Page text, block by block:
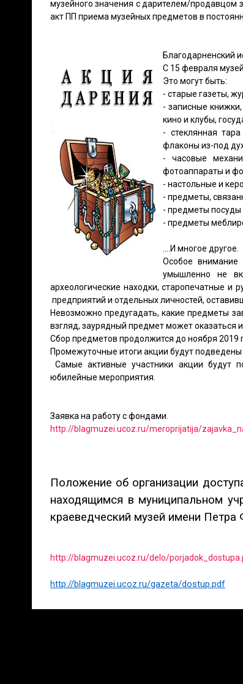
музейного значения с дарителем/продавцом
акт ПП приема музейных предметов в
Благодарненский
С 15 февраля
Это могут быть:
- старые газеты,
- записные
кино и клубы,
- стеклянная
флаконы из-под
- часовые
фотоаппараты и
- настольные и
- предметы,
- предметы посуды
- предметы
….И многое другое.
Особое
умышленно не
археологические находки, старопечатные и
предприятий и отдельных личностей,
Невозможно предугадать, какие предметы
взгляд, заурядный предмет может оказаться
Сбор предметов продолжится до ноября 2019
Промежуточные итоги акции будут подведены
Самые активные участники акции будут
юбилейные мероприятия.
Заявка на работу с фондами.
http://blagmuzei.ucoz.ru/meroprijatija/
Положение об организации
находящимся в муниципальном
краеведческий музей имени Петра
http://blagmuzei.ucoz.ru/delo/
http://blagmuzei.ucoz.ru/gazeta/dostup.pdf